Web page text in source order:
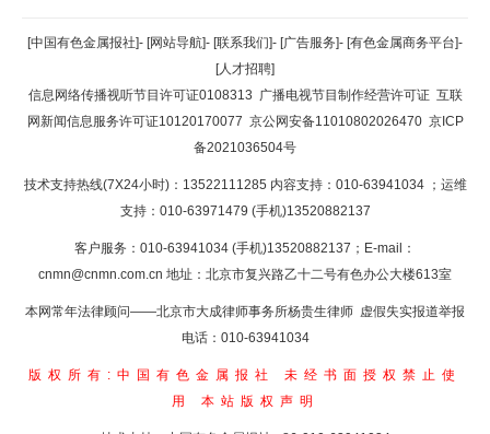
返回顶部
返回首页
[中国有色金属报社]- [网站导航]- [联系我们]- [广告服务]- [有色金属商务平台]-
[人才招聘]
信息网络传播视听节目许可证0108313 广播电视节目制作经营许可证 互联
网新闻信息服务许可证10120170077 京公网安备11010802026470 京ICP
备2021036504号
技术支持热线(7X24小时)：13522111285 内容支持：010-63941034 ；运维
支持：010-63971479 (手机)13520882137
客户服务：010-63941034 (手机)13520882137；E-mail：
cnmn@cnmn.com.cn 地址：北京市复兴路乙十二号有色办公大楼613室
本网常年法律顾问——北京市大成律师事务所杨贵生律师 虚假失实报道举报
电话：010-63941034
版权所有:中国有色金属报社
未经书面授权禁止使
用 本站版权声明